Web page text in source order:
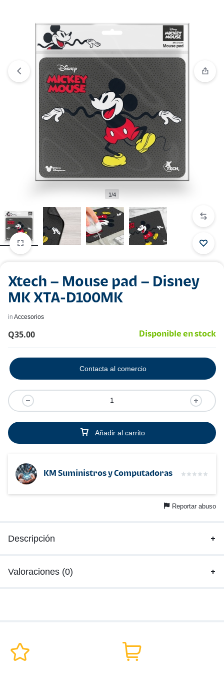
been added to your wishlist
1/4
Xtech – Mouse pad – Disney
MK XTA-D100MK
in Accesorios
Q35.00 Disponible en stock
Añadir al carrito
Contacta al comercio
KM Suministros y Computadoras
Reportar abuso
Descripción
Valoraciones (0)